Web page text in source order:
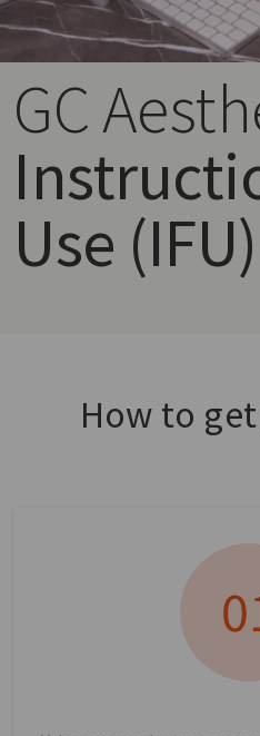
GC
Use (IFU)
How to